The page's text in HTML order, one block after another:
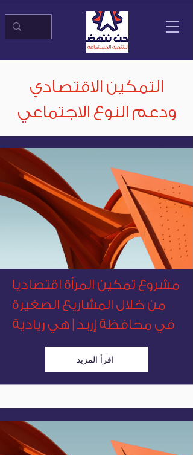
التمكين الاقتصادي
ودعم النوع الاجتماعي
مشروع تمكين المرأة اقتصاديا
من خلال المشاريع الصغيرة
في محافظة إربد | هي ريادية
اقرأ المزيد